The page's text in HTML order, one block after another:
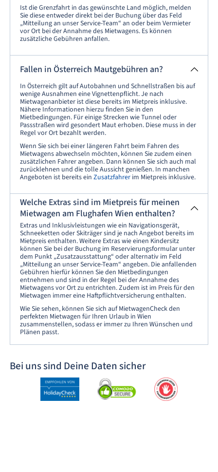
Ist die Grenzfahrt in das gewünschte Land möglich, melden
Sie diese entweder direkt bei der Buchung über das Feld
„Mitteilung an unser Service-Team“ an oder beim Vermieter
vor Ort bei der Annahme des Mietwagens. Es können
zusätzliche Gebühren anfallen.
Fallen in Österreich Mautgebühren an?
In Österreich gilt auf Autobahnen und Schnellstraßen bis auf
wenige Ausnahmen eine Vignettenpflicht. Je nach
Mietwagenanbieter ist diese bereits im Mietpreis inklusive.
Nähere Informationen hierzu finden Sie in den
Mietbedingungen. Für einige Strecken wie Tunnel oder
Passstraßen wird gesondert Maut erhoben. Diese muss in der
Regel vor Ort bezahlt werden.
Wenn Sie sich bei einer längeren Fahrt beim Fahren des
Mietwagens abwechseln möchten, können Sie zudem einen
zusätzlichen Fahrer angeben. Dann können Sie sich auch mal
zurücklehnen und die tolle Aussicht genießen. In manchen
Angeboten ist bereits ein Zusatzfahrer im Mietpreis inklusive.
Welche Extras sind im Mietpreis für meinen
Mietwagen am Flughafen Wien enthalten?
Extras und Inklusivleistungen wie ein Navigationsgerät,
Schneeketten oder Skiträger sind je nach Angebot bereits im
Mietpreis enthalten. Weitere Extras wie einen Kindersitz
können Sie bei der Buchung im Reservierungsformular unter
dem Punkt „Zusatzausstattung“ oder alternativ im Feld
„Mitteilung an unser Service-Team“ angeben. Die anfallenden
Gebühren hierfür können Sie den Mietbedingungen
entnehmen und sind in der Regel bei der Annahme des
Mietwagens vor Ort zu entrichten. Zudem ist im Preis für den
Mietwagen immer eine Haftpflichtversicherung enthalten.
Wie Sie sehen, können Sie sich auf MietwagenCheck den
perfekten Mietwagen für Ihren Urlaub in Wien
zusammenstellen, sodass er immer zu Ihren Wünschen und
Plänen passt.
Bei uns sind Deine Daten sicher